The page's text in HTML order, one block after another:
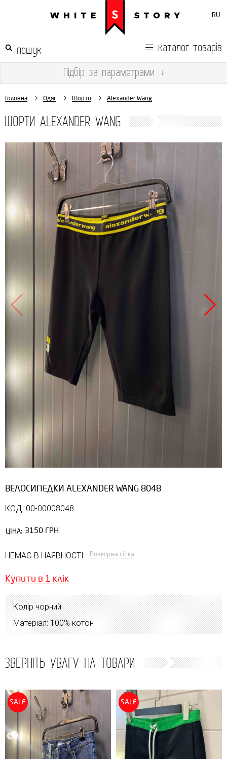
RU
каталог товарів
Підбір за параметрами ↓
Головна Одяг Шорти Alexander Wang
ШОРТИ ALEXANDER WANG
Продано
ВЕЛОСИПЕДКИ ALEXANDER WANG 8048
КОД: 00-00008048
ЦІНА: 3150 ГРН
НЕМАЄ В НАЯВНОСТІ Розмірна сітка
Купити в 1 клік
Колір чорний
Матеріал: 100% котон
ЗВЕРНІТЬ УВАГУ НА ТОВАРИ
SALE SALE